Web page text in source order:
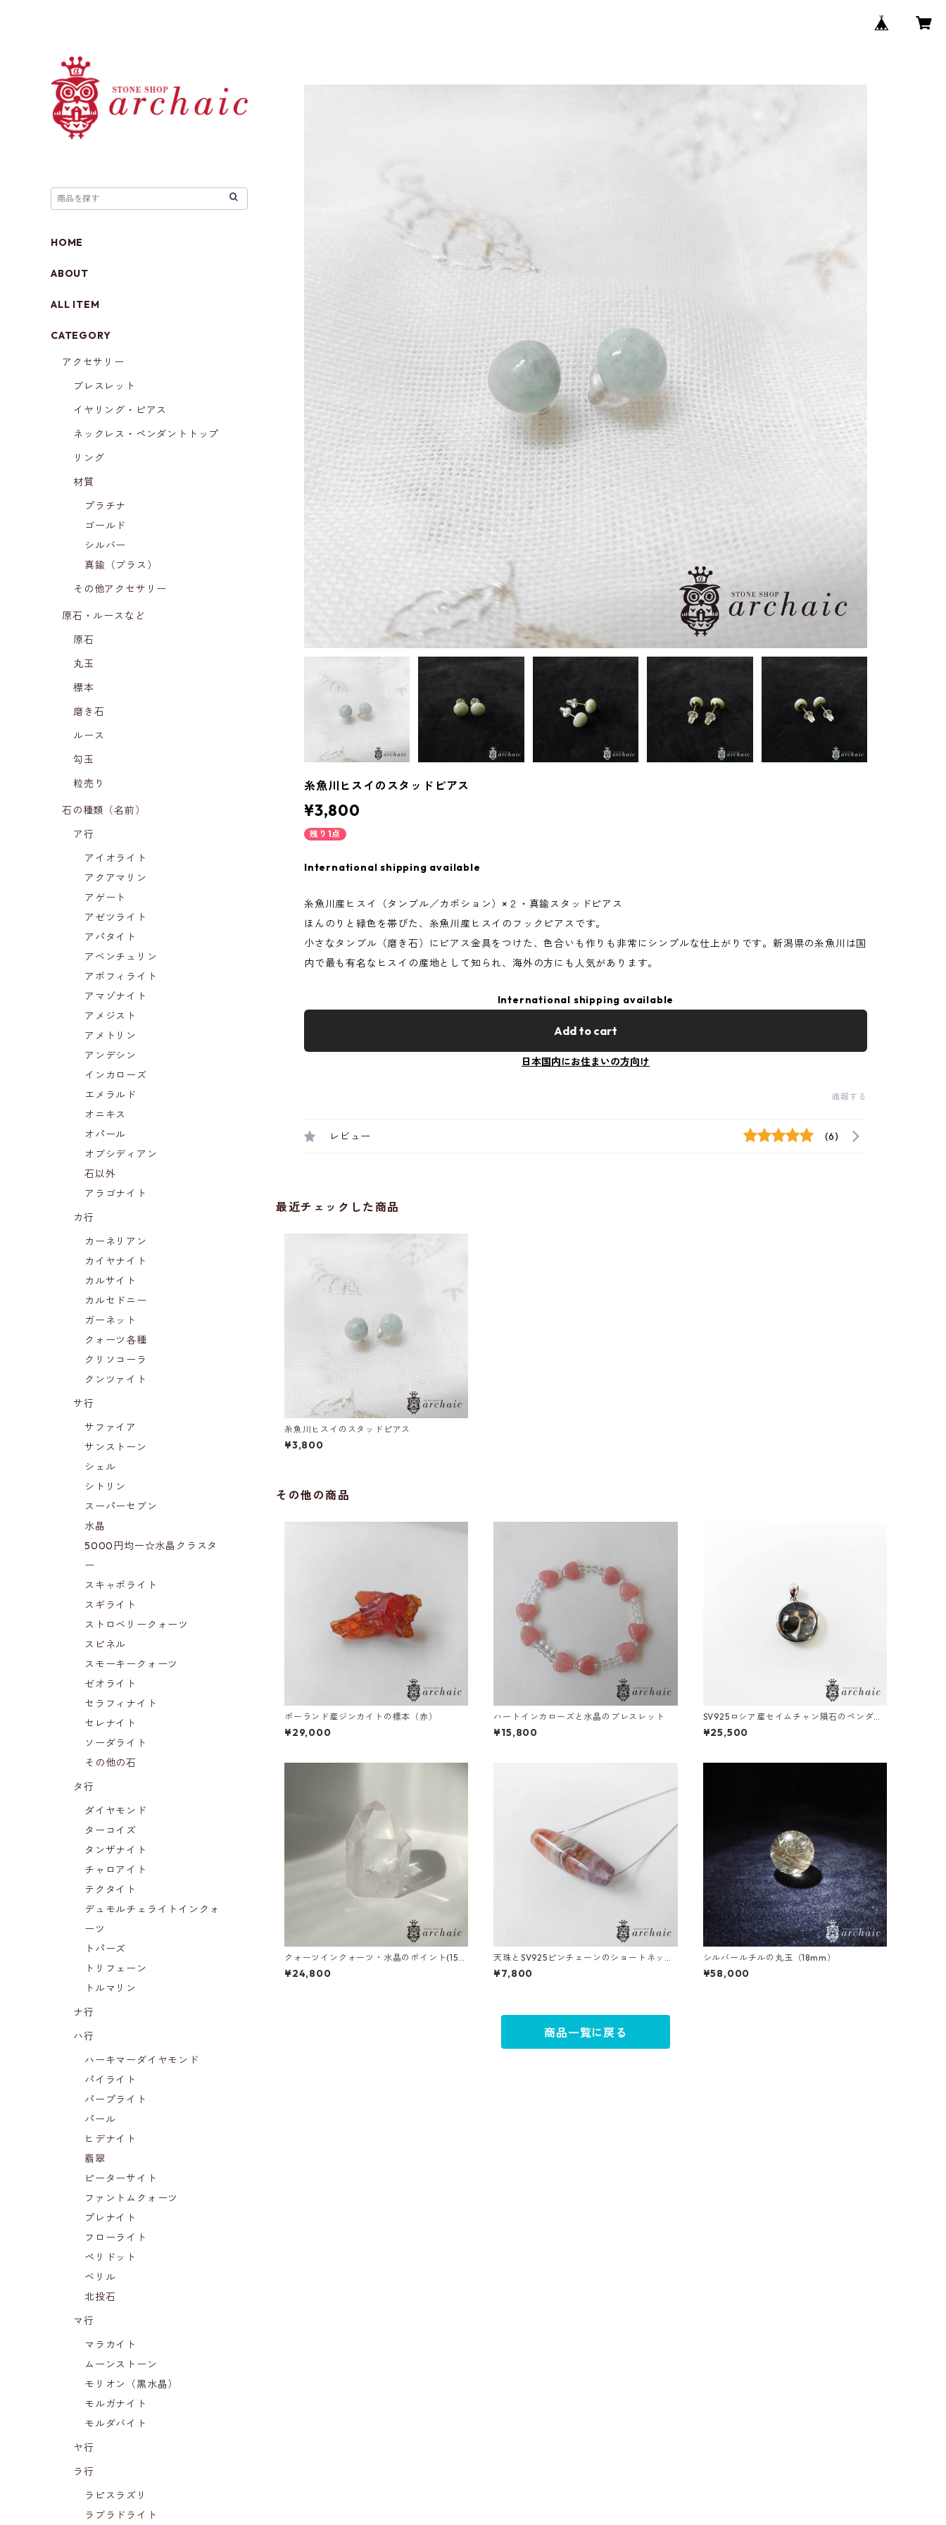
糸魚川ヒスイのスタッドピアス
¥3,800
残り1点
International shipping available
糸魚川産ヒスイ（タンブル／カボション）×２・真鍮スタッドピアス
ほんのりと緑色を帯びた、糸魚川産ヒスイのフックピアスです。
小さなタンブル（磨き石）にピアス金具をつけた、色合いも作りも非常にシンプルな仕上がりです。新潟県の糸魚川は国
内で最も有名なヒスイの産地として知られ、海外の方にも人気があります。
International shipping available
Add to cart
日本国内にお住まいの方向け
通報する
レビュー (6)
最近チェックした商品
糸魚川ヒスイのスタッドピアス
¥3,800
その他の商品
ポーランド産ジンカイトの標本（赤）
¥29,000
ハートインカローズと水晶のブレスレット
¥15,800
SV925ロシア産セイムチャン隕石のペンダン
トトップ
¥25,500
クォーツインクォーツ・水晶のポイント(155
g)
¥24,800
天珠とSV925ピンチェーンのショートネック
レス
¥7,800
シルバールチルの丸玉（18mm）
¥58,000
商品一覧に戻る
HOME
ABOUT
ALL ITEM
CATEGORY
アクセサリー
ブレスレット
イヤリング・ピアス
ネックレス・ペンダントトップ
リング
材質
プラチナ
ゴールド
シルバー
真鍮（ブラス）
その他アクセサリー
原石・ルースなど
原石
丸玉
標本
磨き石
ルース
勾玉
粒売り
石の種類（名前）
ア行
アイオライト
アクアマリン
アゲート
アゼツライト
アパタイト
アベンチュリン
アポフィライト
アマゾナイト
アメジスト
アメトリン
アンデシン
インカローズ
エメラルド
オニキス
オパール
オブシディアン
石以外
アラゴナイト
カ行
カーネリアン
カイヤナイト
カルサイト
カルセドニー
ガーネット
クォーツ各種
クリソコーラ
クンツァイト
サ行
サファイア
サンストーン
シェル
シトリン
スーパーセブン
水晶
5000円均一☆水晶クラスタ
ー
スキャポライト
スギライト
ストロベリークォーツ
スピネル
スモーキークォーツ
ゼオライト
セラフィナイト
セレナイト
ソーダライト
その他の石
タ行
ダイヤモンド
ターコイズ
タンザナイト
チャロアイト
テクタイト
デュモルチェライトインクォ
ーツ
トパーズ
トリフェーン
トルマリン
ナ行
ハ行
ハーキマーダイヤモンド
パイライト
パープライト
パール
ヒデナイト
翡翠
ピーターサイト
ファントムクォーツ
プレナイト
フローライト
ペリドット
ベリル
北投石
マ行
マラカイト
ムーンストーン
モリオン（黒水晶）
モルガナイト
モルダバイト
ヤ行
ラ行
ラピスラズリ
ラブラドライト